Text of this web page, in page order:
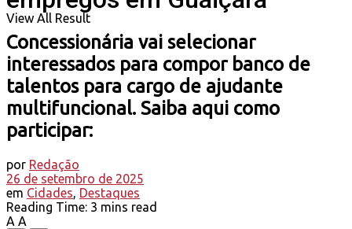
View All Result
Concessionária vai selecionar
interessados para compor banco de
talentos para cargo de ajudante
multifuncional. Saiba aqui como
participar:
por Redação
26 de setembro de 2025
em Cidades, Destaques
Reading Time: 3 mins read
A A